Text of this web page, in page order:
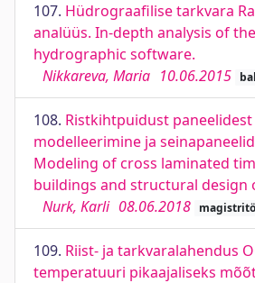
107. Hüdrograafilise tarkvara
analüüs. In-depth analysis of
hydrographic software.
Nikkareva, Maria 10.06.2015
108. Ristkihtpuidust
modelleerimine ja
Modeling of cross laminated
buildings and structural design
Nurk, Karli 08.06.2018
109. Riist- ja tarkvaralahendus
temperatuuri pikaajaliseks